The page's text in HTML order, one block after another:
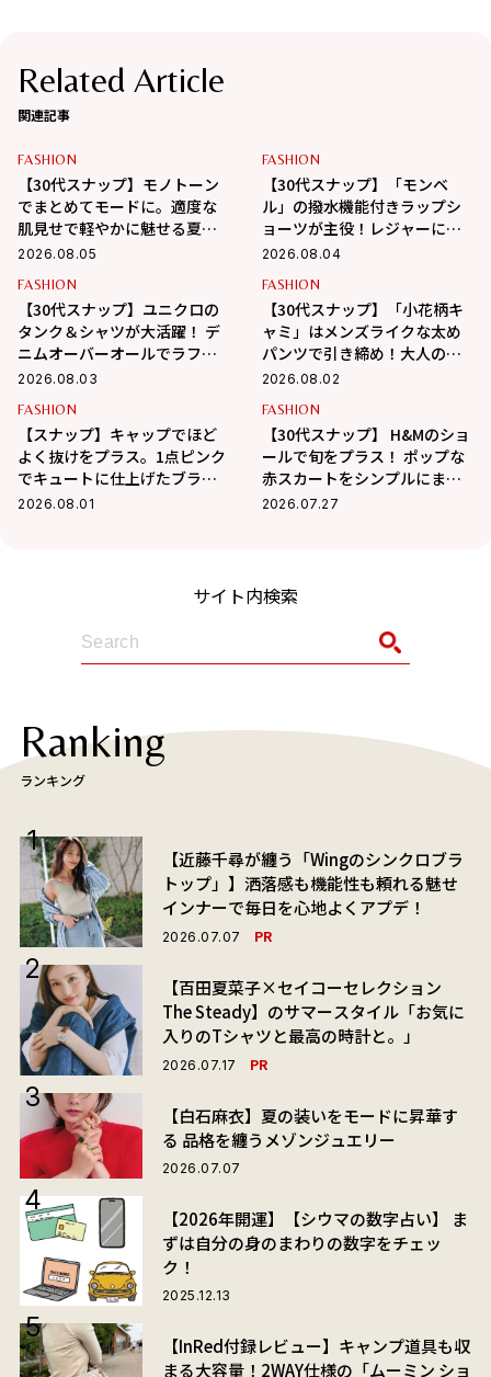
Related Article
関連記事
FASHION
【30代スナップ】モノトーン
でまとめてモードに。適度な
肌見せで軽やかに魅せる夏ス
タイル
2026.08.05
FASHION
【30代スナップ】「モンベ
ル」の撥水機能付きラップシ
ョーツが主役！レジャーにも
最適なアクティブコーデ
2026.08.04
FASHION
【30代スナップ】ユニクロの
タンク＆シャツが大活躍！ デ
ニムオーバーオールでラフに
まとめた真夏コーデ
2026.08.03
FASHION
【30代スナップ】「小花柄キ
ャミ」はメンズライクな太め
パンツで引き締め！大人の甘
辛MIX最適解
2026.08.02
FASHION
【スナップ】キャップでほど
よく抜けをプラス。1点ピンク
でキュートに仕上げたブラッ
クコーデ
2026.08.01
FASHION
【30代スナップ】 H&Mのショ
ールで旬をプラス！ ポップな
赤スカートをシンプルにまと
めて大人仕様に
2026.07.27
サイト内検索
Ranking
ランキング
【近藤千尋が纏う「Wingのシンクロブラ
トップ」】洒落感も機能性も頼れる魅せ
インナーで毎日を心地よくアプデ！
2026.07.07 PR
【百田夏菜子×セイコーセレクション
The Steady】のサマースタイル「お気に
入りのTシャツと最高の時計と。」
2026.07.17 PR
【白石麻衣】夏の装いをモードに昇華す
る 品格を纏うメゾンジュエリー
2026.07.07
【2026年開運】【シウマの数字占い】 ま
ずは自分の身のまわりの数字をチェッ
ク！
2025.12.13
【InRed付録レビュー】キャンプ道具も収
まる大容量！2WAY仕様の「ムーミン ショ